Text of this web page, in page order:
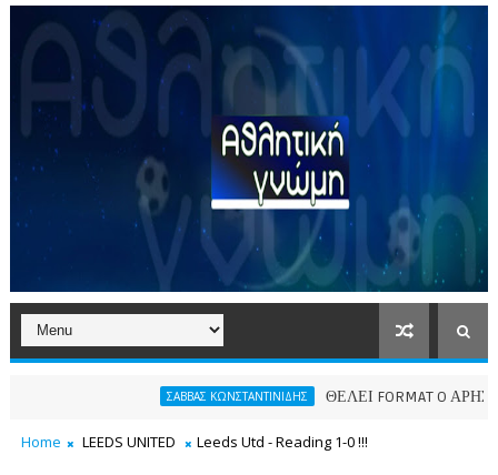
ΣΑΒΒΑΣ ΚΩΝΣΤΑΝΤΙΝΙΔΗΣ ΘΕΛΕΙ FORMAT O ΑΡΗΣ ΠΑΕ
Home LEEDS UNITED Leeds Utd - Reading 1-0 !!!